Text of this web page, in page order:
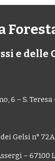
e delle
6 – S. Teresa
Gelsi n°
– 67100